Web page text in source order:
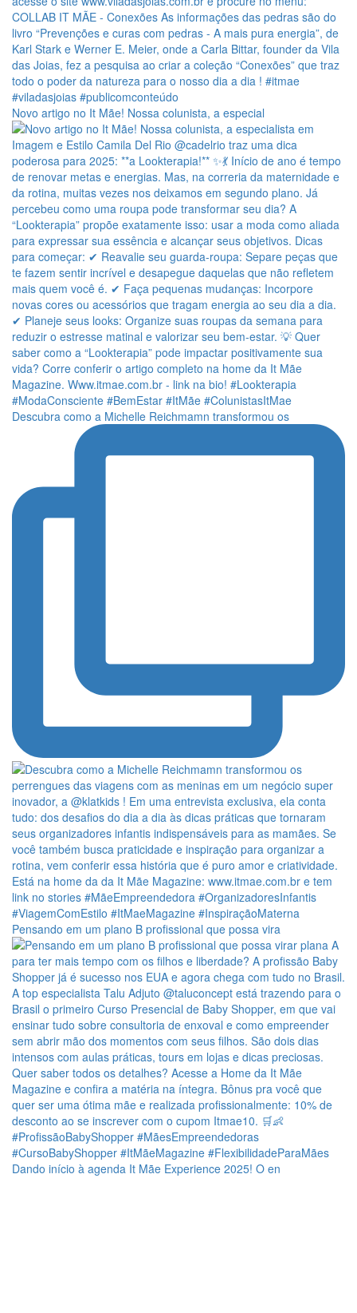
Novo artigo no It Mãe! Nossa colunista, a especial
Descubra como a Michelle Reichmamn transformou os
Pensando em um plano B profissional que possa vira
Dando início à agenda It Mãe Experience 2025! O en